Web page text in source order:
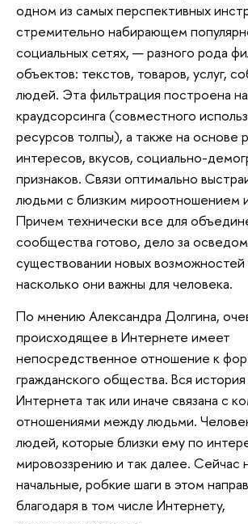
одном из самых перспективных
стремительно набирающем
социальных сетях, — разного рода
объектов: текстов, товаров, услуг,
людей. Эта фильтрация построена
краудсорсинга (совместного
ресурсов толпы), а также на основе
интересов, вкусов, социально-
признаков. Связи оптимально
людьми с близким мироотношением
Причем технически все для
сообщества готово, дело за
существовании новых
насколько они важны для человека.
По мнению Александра Долгина,
происходящее в Интернете имеет
непосредственное отношение к
гражданского общества. Вся история
Интернета так или иначе связана с
отношениями между людьми.
людей, которые близки ему по
мировоззрению и так далее. Сейчас
начальные, робкие шаги в этом
благодаря в том числе Интернету,